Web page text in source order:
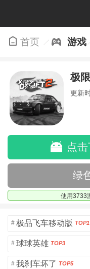
首页 游戏
极
更新
点
绿
使用3733
# 极品飞车移动版 TOP1
# 球球英雄 TOP3
# 我刹车坏了 TOP5